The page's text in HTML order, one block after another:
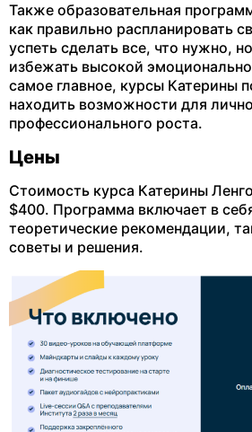
Также образовательная
как правильно распланировать
успеть сделать все, что нужно,
избежать высокой
самое главное, курсы Катерины
находить возможности для
профессионального роста.
Цены
Стоимость курса Катерины
$400. Программа включает в
теоретические рекомендации,
советы и решения.